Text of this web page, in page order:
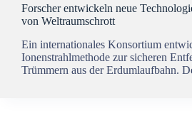
Forscher entwickeln neue
von Weltraumschrott
Ein internationales Konsortium
Ionenstrahlmethode zur sicheren
Trümmern aus der Erdumlaufbahn.